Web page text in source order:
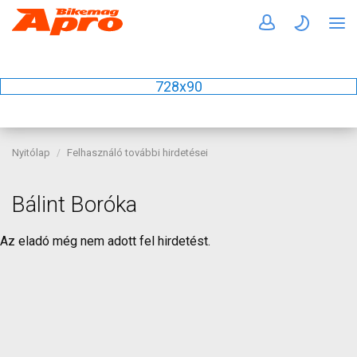
728x90
Nyitólap Felhasználó további hirdetései
Bálint Boróka
Az eladó még nem adott fel hirdetést.